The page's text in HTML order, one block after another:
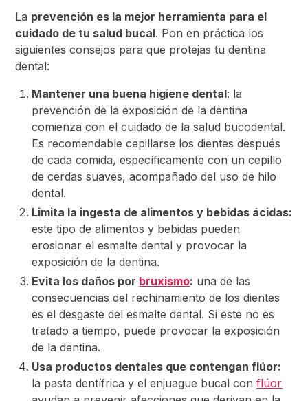
La prevención es la mejor herramienta para el
cuidado de tu salud bucal. Pon en práctica los
siguientes consejos para que protejas tu dentina
dental:
Mantener una buena higiene dental: la
prevención de la exposición de la dentina
comienza con el cuidado de la salud bucodental.
Es recomendable cepillarse los dientes después
de cada comida, específicamente con un cepillo
de cerdas suaves, acompañado del uso de hilo
dental.
Limita la ingesta de alimentos y bebidas ácidas:
este tipo de alimentos y bebidas pueden
erosionar el esmalte dental y provocar la
exposición de la dentina.
Evita los daños por bruxismo: una de las
consecuencias del rechinamiento de los dientes
es el desgaste del esmalte dental. Si este no es
tratado a tiempo, puede provocar la exposición
de la dentina.
Usa productos dentales que contengan flúor:
la pasta dentífrica y el enjuague bucal conflúor